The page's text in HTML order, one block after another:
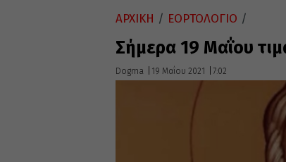
ΑΡΧΙΚΗ / ΕΟΡΤΟΛΟΓΙΟ /
Σήμερα 19 Μαΐου
Dogma 19 Μαΐου 2021 7:02